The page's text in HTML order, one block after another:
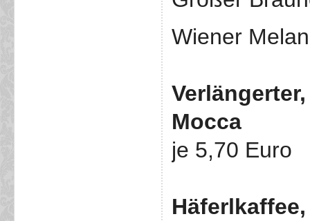
Wiener
Mocca
je 5,70 Euro